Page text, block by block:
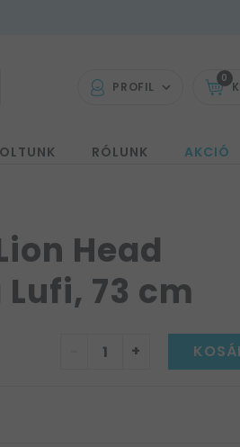
PROFIL
0
RÓLUNK AKCIÓ
Head
73 cm
+